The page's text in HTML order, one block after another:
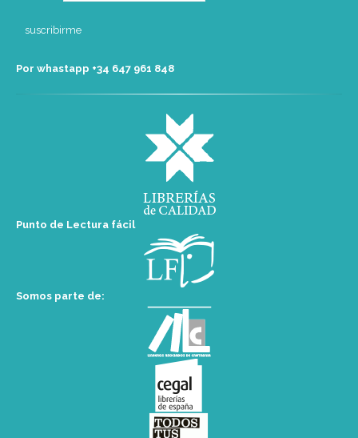
Por whastapp +34 ‭647 961 848‬
Punto de Lectura fácil
Somos parte de: